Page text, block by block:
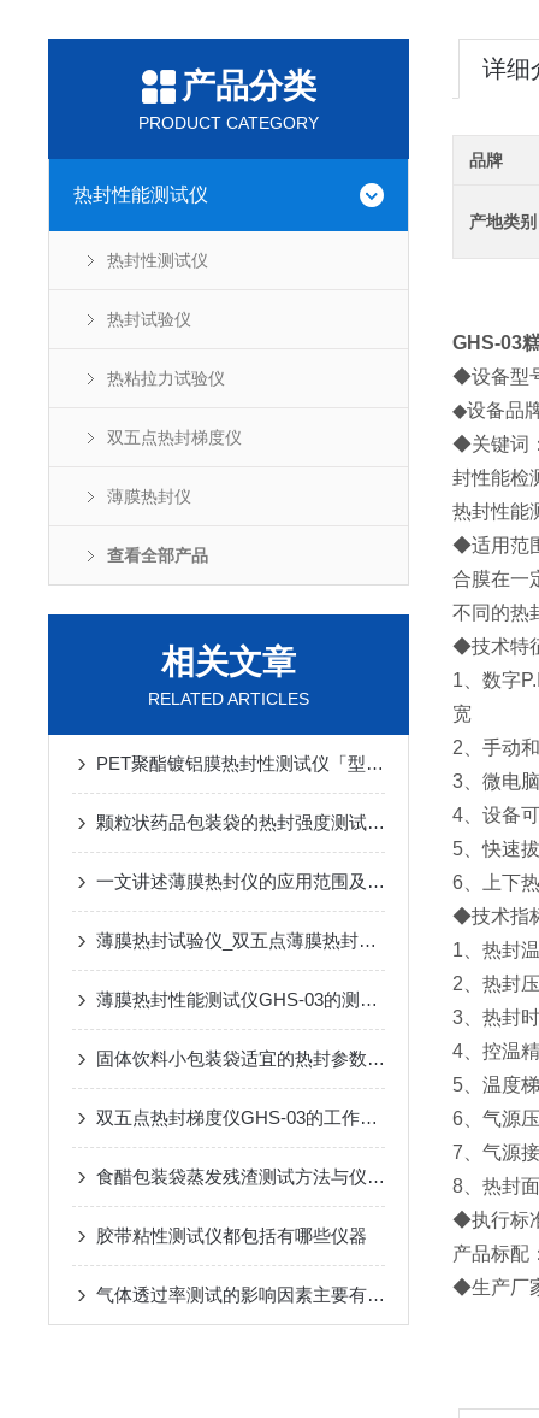
产品分类
PRODUCT CATEGORY
热封性能测试仪
热封性测试仪
热封试验仪
热粘拉力试验仪
双五点热封梯度仪
薄膜热封仪
查看全部产品
相关文章
RELATED ARTICLES
PET聚酯镀铝膜热封性测试仪「型号GHS-03」的简介
颗粒状药品包装袋的热封强度测试方法与仪器
一文讲述薄膜热封仪的应用范围及工作原理
薄膜热封试验仪_双五点薄膜热封仪_热封性能测试仪介绍
薄膜热封性能测试仪GHS-03的测试应用与标准
固体饮料小包装袋适宜的热封参数的确定方案
双五点热封梯度仪GHS-03的工作原理与技术参数
食醋包装袋蒸发残渣测试方法与仪器介绍
胶带粘性测试仪都包括有哪些仪器
气体透过率测试的影响因素主要有哪些呢
详细
品牌
产地类别
GHS-03
◆设备型
◆设备品
◆关键词
封性能检
热封性能
◆适用范
合膜在一
不同的热
◆技术特
1、数字
宽
2、手动
3、微电
4、设备
5、快速
6、上下
◆技术指
1、热封
2、热封
3、热封
4、控温
5、温度
6、气源
7、气源
8、热封
◆执行标
产品标配
◆生产厂